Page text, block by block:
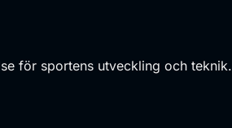
för sportens utveckling och teknik.